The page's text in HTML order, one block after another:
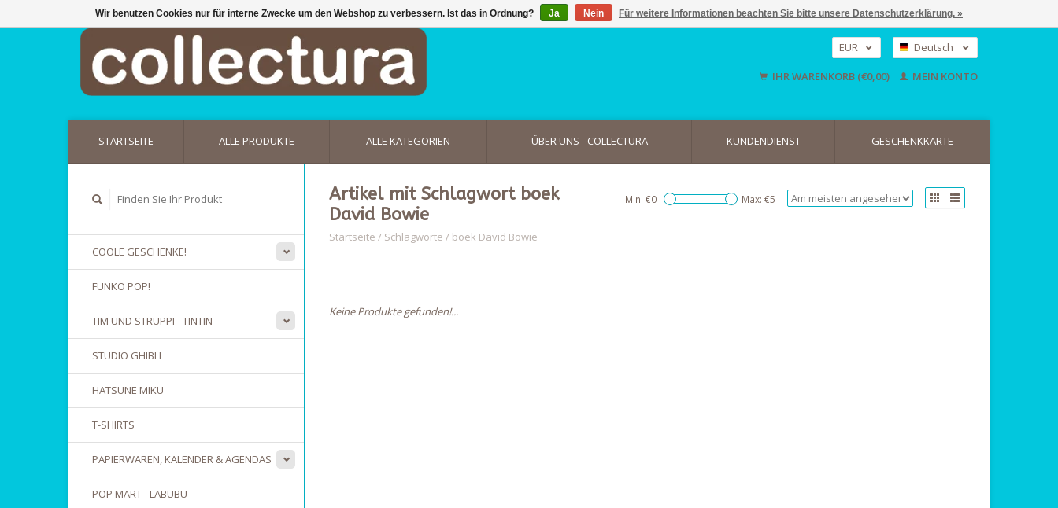
EUR
USD
Deutsch
English
IHR WARENKORB (€0,00) MEIN KONTO
STARTSEITE ALLE PRODUKTE ALLE KATEGORIEN ÜBER UNS - COLLECTURA KUNDENDIENST GESCHENKKARTE
COOLE GESCHENKE!
FUNKO POP!
TIM UND STRUPPI - TINTIN
STUDIO GHIBLI
HATSUNE MIKU
T-SHIRTS
PAPIERWAREN, KALENDER & AGENDAS
POP MART - LABUBU
Artikel mit Schlagwort boek
David Bowie
Startseite / Schlagworte / boek David Bowie
Min: €0 Max: €5
Keine Produkte gefunden!...
Wir benutzen Cookies nur für interne Zwecke um den Webshop zu verbessern. Ist das in Ordnung? Ja Nein Für weitere Informationen beachten Sie bitte unsere Datenschutzerklärung. »